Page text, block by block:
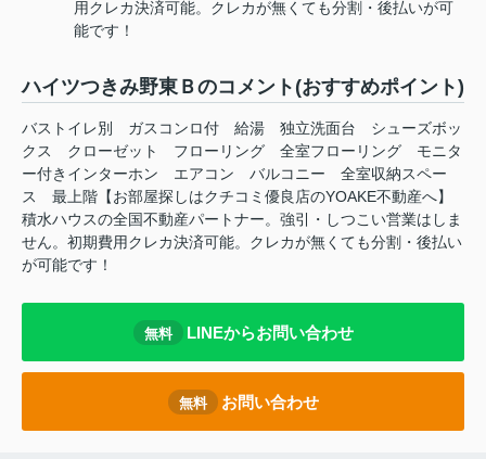
用クレカ決済可能。クレカが無くても分割・後払いが可
能です！
ハイツつきみ野東Ｂのコメント(おすすめポイント)
バストイレ別 ガスコンロ付 給湯 独立洗面台 シューズボッ
クス クローゼット フローリング 全室フローリング モニタ
ー付きインターホン エアコン バルコニー 全室収納スペー
ス 最上階【お部屋探しはクチコミ優良店のYOAKE不動産へ】
積水ハウスの全国不動産パートナー。強引・しつこい営業はしま
せん。初期費用クレカ決済可能。クレカが無くても分割・後払い
が可能です！
無料 LINEからお問い合わせ
無料 お問い合わせ